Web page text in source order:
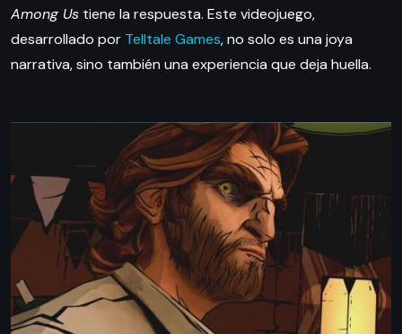
Among Us tiene la respuesta. Este videojuego,
desarrollado por Telltale Games, no solo es una joya
narrativa, sino también una experiencia que deja huella.